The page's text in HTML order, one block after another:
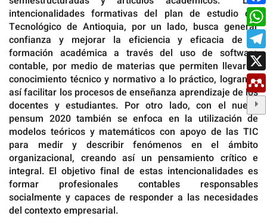
intencionalidades formativas del plan de estudio del
Tecnológico de Antioquia, por un lado, busca generar
confianza y mejorar la eficiencia y eficacia de la
formación académica a través del uso de software
contable, por medio de materias que permiten llevar el
conocimiento técnico y normativo a lo práctico, logrando
así facilitar los procesos de enseñanza aprendizaje de los
docentes y estudiantes. Por otro lado, con el nuevo
pensum 2020 también se enfoca en la utilización de
modelos teóricos y matemáticos con apoyo de las TIC
para medir y describir fenómenos en el ámbito
organizacional, creando así un pensamiento crítico e
integral. El objetivo final de estas intencionalidades es
formar profesionales contables responsables
socialmente y capaces de responder a las necesidades
del contexto empresarial.